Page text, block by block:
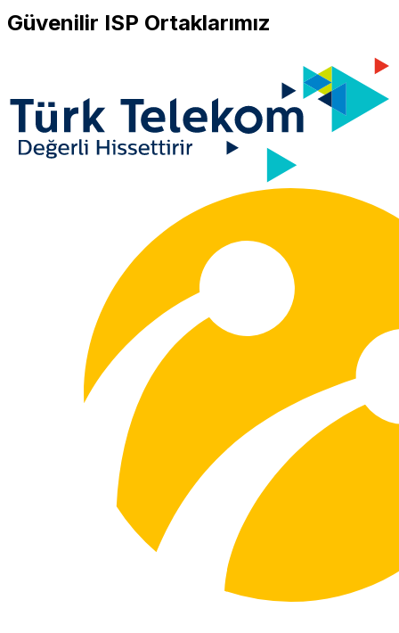
Güvenilir ISP Ortaklarımız